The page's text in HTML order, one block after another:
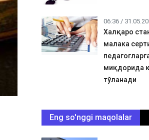
06:36 /
Халқаро
малака
миқдорида
тўланади
Eng so'nggi maqolalar